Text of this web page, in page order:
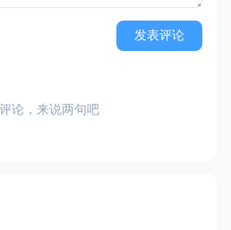
发表评论
论，来说两句吧